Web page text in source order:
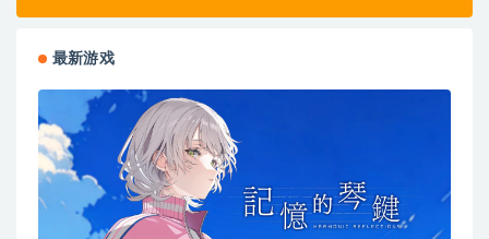
最新游戏